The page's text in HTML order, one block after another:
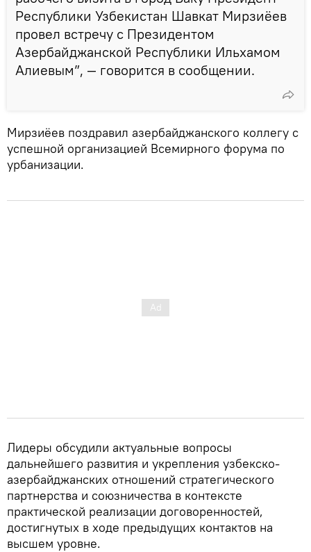
Республики Узбекистан Шавкат Мирзиёев
провел встречу с Президентом
Азербайджанской Республики Ильхамом
Алиевым”, — говорится в сообщении.
Мирзиёев поздравил азербайджанского коллегу с
успешной организацией Всемирного форума по
урбанизации.
Лидеры обсудили актуальные вопросы
дальнейшего развития и укрепления узбекско-
азербайджанских отношений стратегического
партнерства и союзничества в контексте
практической реализации договоренностей,
достигнутых в ходе предыдущих контактов на
высшем уровне.